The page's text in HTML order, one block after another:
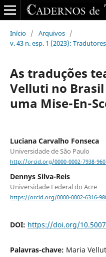
Início / Arquivos /
v. 43 n. esp. 1 (2023):
As traduções
Velluti no
uma Mise-En-
Luciana Carvalho Fonseca
Universidade de São Paulo
http://orcid.org/0000-0002-7938-
Dennys Silva-Reis
Universidade Federal do Acre
https://orcid.org/0000-0002-6316-
DOI: https://doi.org/
Palavras-chave: Maria